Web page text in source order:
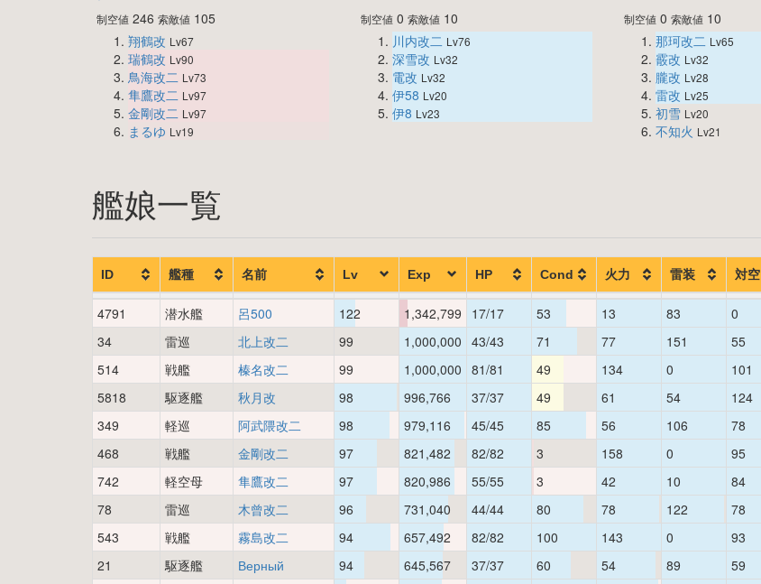
制空値 246 索敵値 105
翔鶴改 Lv67
瑞鶴改 Lv90
鳥海改二 Lv73
隼鷹改二 Lv97
金剛改二 Lv97
まるゆ Lv19
制空値0 索敵値10
川内改二 Lv76
深雪改 Lv32
電改 Lv32
伊58 Lv20
伊8 Lv23
制空値 0 索敵値 10
那珂改二 Lv65
霰改 Lv32
朧改 Lv28
雷改 Lv25
初雪 Lv20
不知火 Lv21
艦娘一覧
ID 艦種 名前 Lv Exp HP Cond 火力 雷装 対空
4791 潜水艦 呂500 122 1,342,799 17/17 53 13 83 0
34
雷巡 北上改二 99 1,000,000 43/43 71 77 151 55
514
戦艦 榛名改二 99 1,000,000 81/81 49 134 0 101
5818
駆逐艦 秋月改 98 996,766 37/37 49 61 54 124
349
軽巡 阿武隈改二 98 979,116 45/45 85 56 106 78
468
戦艦 金剛改二 97 821,482 82/82 3 158 0 95
742
軽空母 隼鷹改二 97 820,986 55/55 3 42 10 84
78
雷巡 木曾改二 96 731,040 44/44 80 78 122 78
543
戦艦 霧島改二 94 657,492 82/82 100 143 0 93
21
駆逐艦 Верный 94 645,567 37/37 60 54 89 59